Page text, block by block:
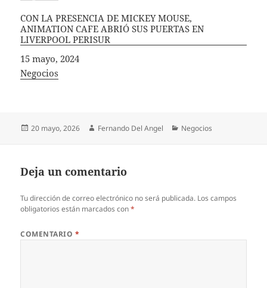
CON LA PRESENCIA DE MICKEY MOUSE,
ANIMATION CAFE ABRIÓ SUS PUERTAS EN
LIVERPOOL PERISUR
Fecha
15 mayo, 2024
In relation to
Negocios
Publicado
20 mayo, 2026 Autor
Fernando Del Angel Categorías
Negocios
Deja un comentario
Tu dirección de correo electrónico no será publicada. Los campos
obligatorios están marcados con*
COMENTARIO *